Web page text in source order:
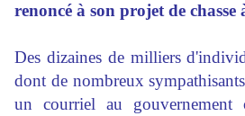
renoncé à son projet de chasse
Des dizaines de milliers
dont de nombreux
un courriel au gouvernement